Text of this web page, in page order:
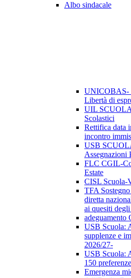
Albo sindacale
UNICOBAS-
Libertà di
UIL
Scolastici
Rettifica data
incontro
USB
Assegnazioni
FLC CGIL-
Estate
CISL Scuola-
TFA
diretta
ai quesiti
adeguamento
USB Scuola:
supplenze e
2026/27-
USB Scuola:
150 preferenze
Emergenza